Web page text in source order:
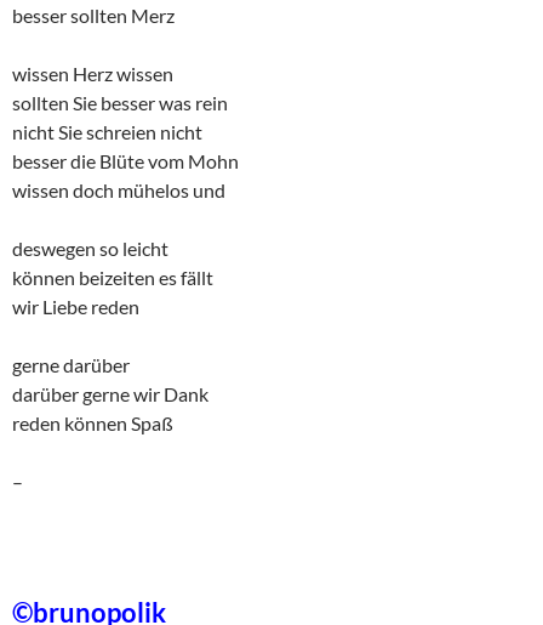
besser sollten Merz
wissen Herz wissen
sollten Sie besser was rein
nicht Sie schreien nicht
besser die Blüte vom Mohn
wissen doch mühelos und
deswegen so leicht
können beizeiten es fällt
wir Liebe reden
gerne darüber
darüber gerne wir Dank
reden können Spaß
–
©brunopolik